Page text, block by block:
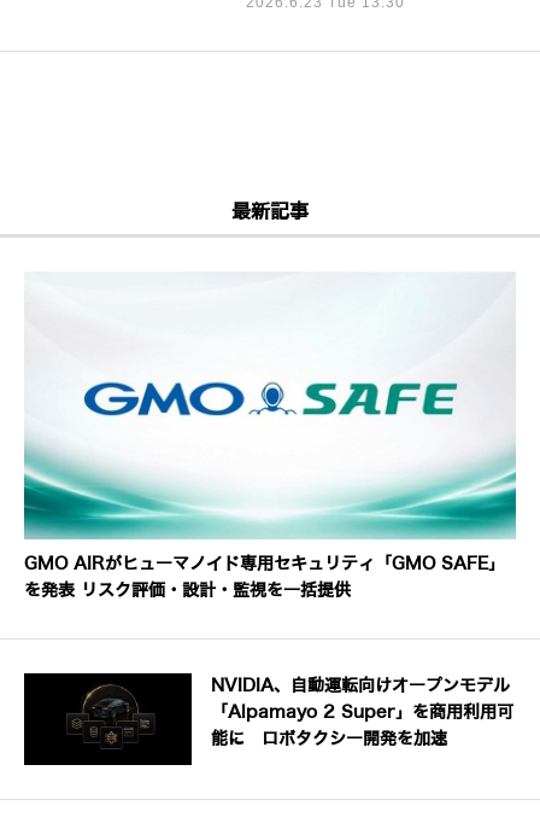
最新記事
GMO AIRがヒューマノイド専用セキュリティ「GMO SAFE」
を発表 リスク評価・設計・監視を一括提供
NVIDIA、自動運転向けオープンモデル
「Alpamayo 2 Super」を商用利用可
能に ロボタクシー開発を加速